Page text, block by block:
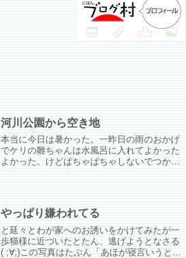
河川公園から空き地
本当に今日は暑かった。一昨日の雨のおかげ
でケリの雛ちゃんは水風呂に入れてよかった
よかった。けどぱちゃぱちゃしないでつかる
やっぱり嫌われてる
と延々とわが家へのお誘いをかけてみたが一
歩猫様に近づいたとたん、逃げようとなさる
( ;∀;)この写真はたぶん「あほが寝言いうとる